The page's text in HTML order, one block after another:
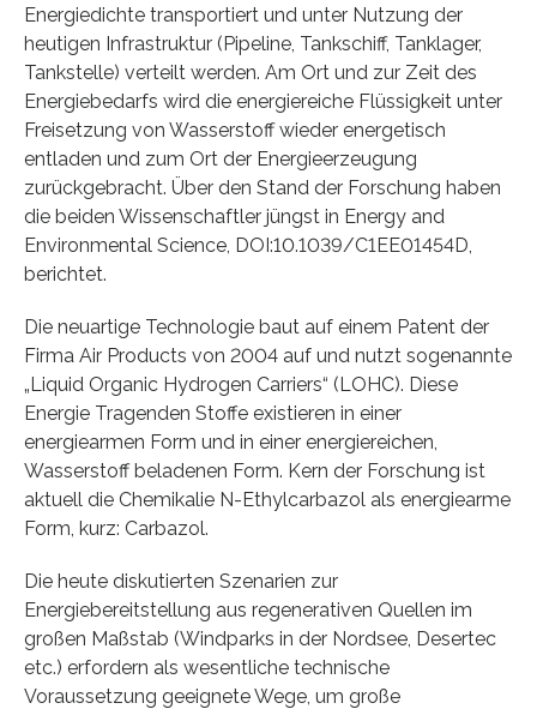
Energiedichte transportiert und unter Nutzung der
heutigen Infrastruktur (Pipeline, Tankschiff, Tanklager,
Tankstelle) verteilt werden. Am Ort und zur Zeit des
Energiebedarfs wird die energiereiche Flüssigkeit unter
Freisetzung von Wasserstoff wieder energetisch
entladen und zum Ort der Energieerzeugung
zurückgebracht. Über den Stand der Forschung haben
die beiden Wissenschaftler jüngst in Energy and
Environmental Science, DOI:10.1039/C1EE01454D,
berichtet.
Die neuartige Technologie baut auf einem Patent der
Firma Air Products von 2004 auf und nutzt sogenannte
„Liquid Organic Hydrogen Carriers“ (LOHC). Diese
Energie Tragenden Stoffe existieren in einer
energiearmen Form und in einer energiereichen,
Wasserstoff beladenen Form. Kern der Forschung ist
aktuell die Chemikalie N-Ethylcarbazol als energiearme
Form, kurz: Carbazol.
Die heute diskutierten Szenarien zur
Energiebereitstellung aus regenerativen Quellen im
großen Maßstab (Windparks in der Nordsee, Desertec
etc.) erfordern als wesentliche technische
Voraussetzung geeignete Wege, um große